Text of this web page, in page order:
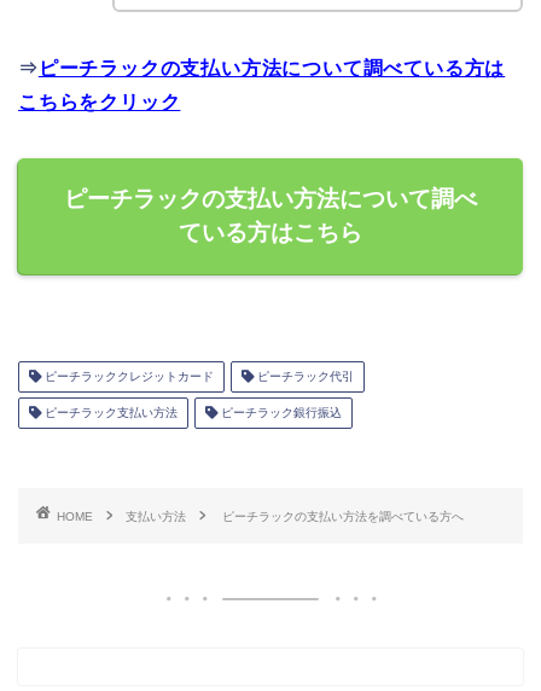
⇒ ピーチラックの支払い方法について調べている方は
こちらをクリック
ピーチラックの支払い方法について調べ
ている方はこちら
ピーチラッククレジットカード ピーチラック代引
ピーチラック支払い方法 ピーチラック銀行振込
HOME 支払い方法 ピーチラックの支払い方法を調べている方へ